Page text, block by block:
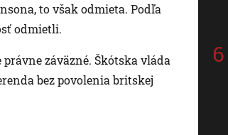
to však odmieta. Podľa
odmietli.
záväzné. Škótska vláda
bez povolenia britskej